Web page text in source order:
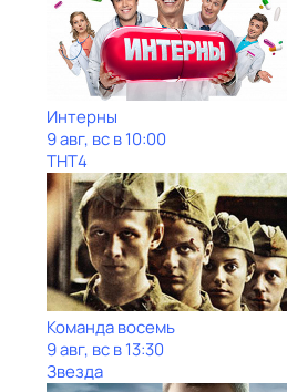
Интерны
9 авг, вс в 10:00
ТНТ4
Команда восемь
9 авг, вс в 13:30
Звезда